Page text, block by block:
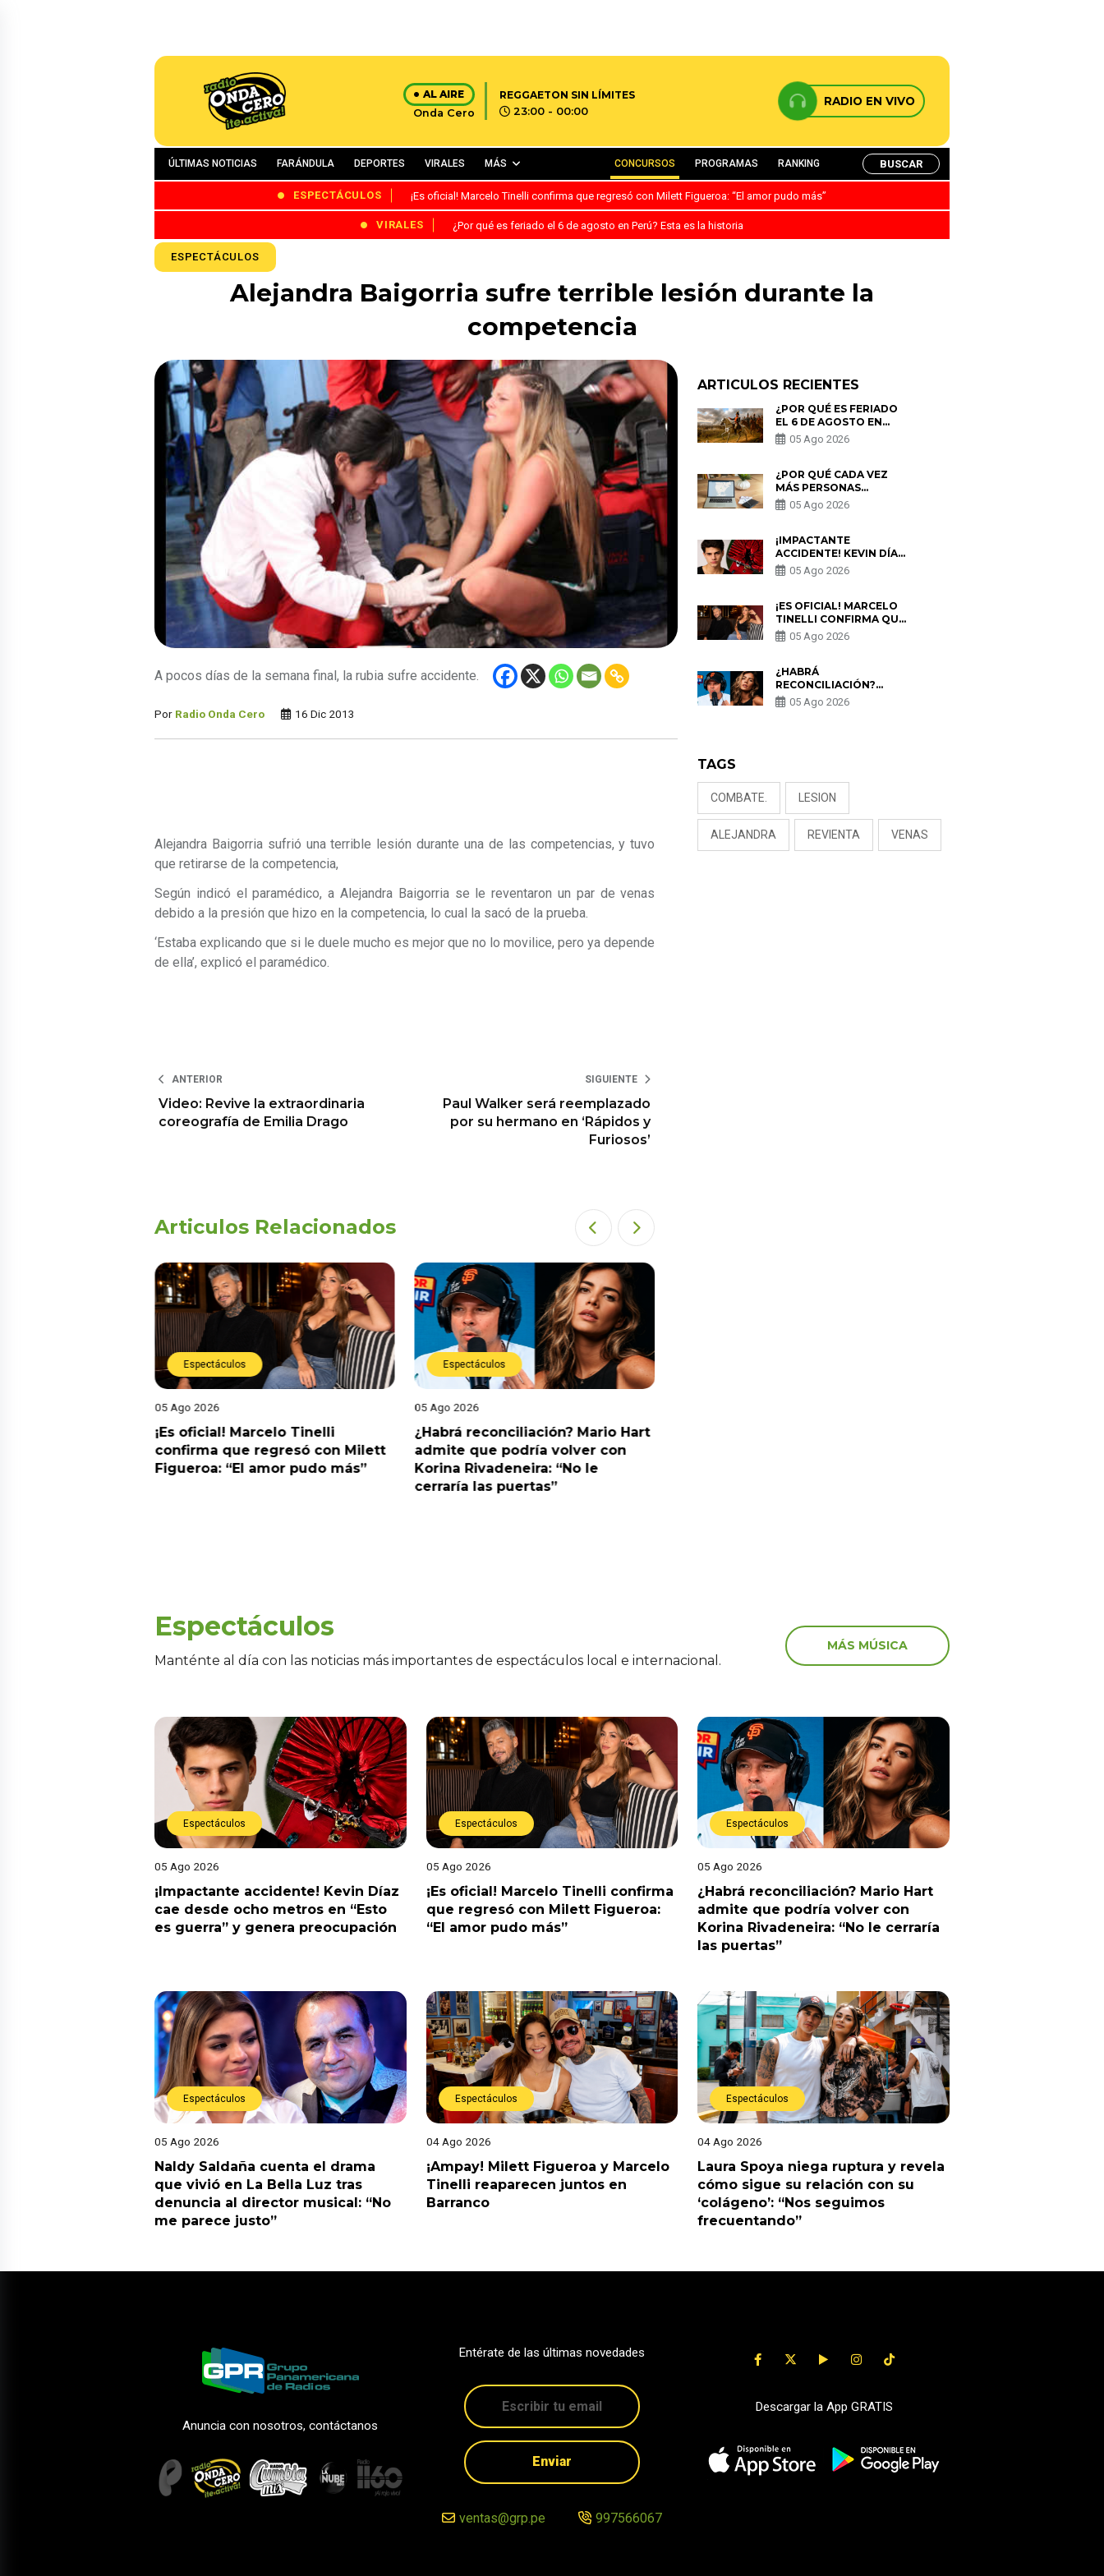
AL AIRE
Onda Cero
REGGAETON SIN LÍMITES
23:00 - 00:00
RADIO EN VIVO
ÚLTIMAS NOTICIAS FARÁNDULA DEPORTES VIRALES MÁS CONCURSOS PROGRAMAS RANKING BUSCAR
ESPECTÁCULOS ¡Es oficial! Marcelo Tinelli confirma que regresó con Milett Figueroa: “El amor pudo más”
VIRALES ¿Por qué es feriado el 6 de agosto en Perú? Esta es la historia
ESPECTÁCULOS
Alejandra Baigorria sufre terrible lesión durante la
competencia
A pocos días de la semana final, la rubia sufre accidente.
Por Radio Onda Cero 16 Dic 2013
Alejandra Baigorria sufrió una terrible lesión durante una de las competencias, y tuvo
que retirarse de la competencia,
Según indicó el paramédico, a Alejandra Baigorria se le reventaron un par de venas
debido a la presión que hizo en la competencia, lo cual la sacó de la prueba.
‘Estaba explicando que si le duele mucho es mejor que no lo movilice, pero ya depende
de ella’, explicó el paramédico.
ANTERIOR
Video: Revive la extraordinaria
coreografía de Emilia Drago
SIGUIENTE
Paul Walker será reemplazado
por su hermano en ‘Rápidos y
Furiosos’
Articulos Relacionados
Espectáculos
05 Ago 2026
¡Es oficial! Marcelo Tinelli
confirma que regresó con Milett
Figueroa: “El amor pudo más”
Espectáculos
05 Ago 2026
¿Habrá reconciliación? Mario Hart
admite que podría volver con
Korina Rivadeneira: “No le
cerraría las puertas”
ARTICULOS RECIENTES
¿POR QUÉ ES FERIADO
EL 6 DE AGOSTO EN
PERÚ? ESTA ES LA
HISTORIA
05 Ago 2026
¿POR QUÉ CADA VEZ
MÁS PERSONAS
UTILIZAN UNA VPN
PARA PROTEGER SU
05 Ago 2026
¡IMPACTANTE
ACCIDENTE! KEVIN DÍAZ
CAE DESDE OCHO
METROS EN “ESTO ES
PREOCUPACIÓN
05 Ago 2026
¡ES OFICIAL! MARCELO
TINELLI CONFIRMA QUE
REGRESÓ CON MILETT
FIGUEROA: “EL AMOR
05 Ago 2026
¿HABRÁ
RECONCILIACIÓN?
MARIO HART ADMITE
QUE PODRÍA VOLVER
05 Ago 2026
TAGS
COMBATE. LESION
ALEJANDRA REVIENTA VENAS
Espectáculos
Manténte al día con las noticias más importantes de espectáculos local e internacional.
MÁS MÚSICA
Espectáculos
05 Ago 2026
¡Impactante accidente! Kevin Díaz
cae desde ocho metros en “Esto
es guerra” y genera preocupación
Espectáculos
05 Ago 2026
¡Es oficial! Marcelo Tinelli confirma
que regresó con Milett Figueroa:
“El amor pudo más”
Espectáculos
05 Ago 2026
¿Habrá reconciliación? Mario Hart
admite que podría volver con
Korina Rivadeneira: “No le cerraría
las puertas”
Espectáculos
05 Ago 2026
Naldy Saldaña cuenta el drama
que vivió en La Bella Luz tras
denuncia al director musical: “No
me parece justo”
Espectáculos
04 Ago 2026
¡Ampay! Milett Figueroa y Marcelo
Tinelli reaparecen juntos en
Barranco
Espectáculos
04 Ago 2026
Laura Spoya niega ruptura y revela
cómo sigue su relación con su
‘colágeno’: “Nos seguimos
frecuentando”
Anuncia con nosotros, contáctanos
Entérate de las últimas novedades
Enviar
ventas@grp.pe 997566067
Descargar la App GRATIS